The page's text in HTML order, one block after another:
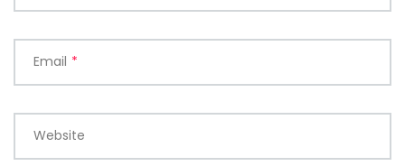
Email *
Website